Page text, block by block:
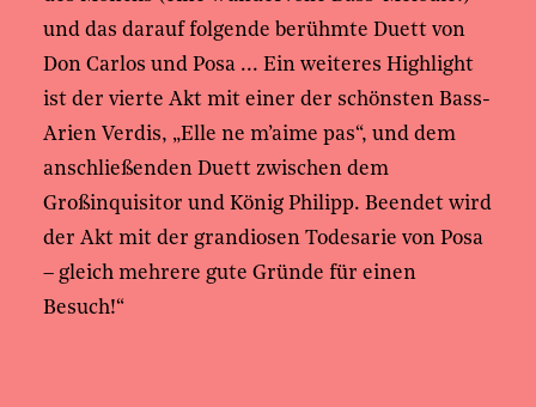
und das darauf folgende berühmte Duett von
Don Carlos und Posa ... Ein weiteres Highlight
ist der vierte Akt mit einer der schönsten Bass-
Arien Verdis, „Elle ne m’aime pas“, und dem
anschließenden Duett zwischen dem
Großinquisitor und König Philipp. Beendet wird
der Akt mit der grandiosen Todesarie von Posa
– gleich mehrere gute Gründe für einen
Besuch!“